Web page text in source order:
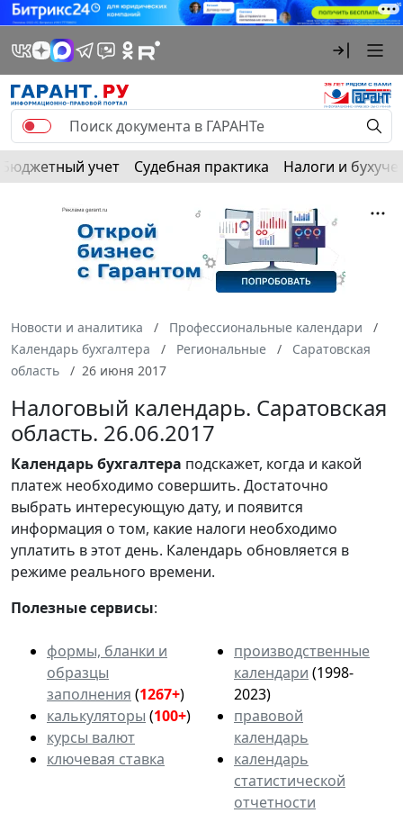
Бюджетный учет Судебная практика Налоги и
Новости и аналитика
Профессиональные календари
Календарь бухгалтера
Региональные
Саратовская
область
26 июня 2017
Налоговый календарь. Саратовская
область. 26.06.2017
Календарьбухгалтера подскажет, когда и какой
платеж необходимо совершить. Достаточно
выбрать интересующую дату, и появится
информация о том, какие налоги необходимо
уплатить в этот день. Календарь обновляется в
режиме реального времени.
Полезные сервисы:
формы, бланки и
образцы
заполнения (1267+)
калькуляторы (100+)
курсы валют
ключевая ставка
производственные
календари (1998-
2023)
правовой
календарь
календарь
статистической
отчетности